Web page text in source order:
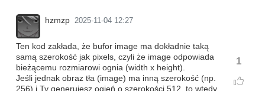
hzmzp 2025-11-04 12:27
1
Ten kod zakłada, że bufor image ma dokładnie taką
samą szerokość jak pixels, czyli że image odpowiada
bieżącemu rozmiarowi ognia (width x height).
Jeśli jednak obraz tła (image) ma inną szerokość (np.
256) i Ty generujesz ogień o szerokości 512, to wtedy